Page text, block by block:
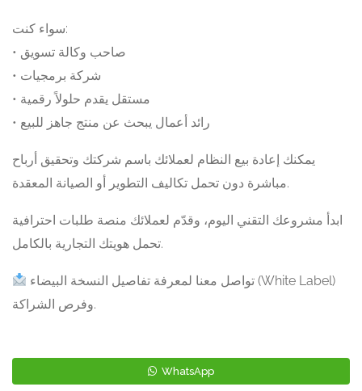
سواء كنت:
• صاحب وكالة تسويق
• شركة برمجيات
• مستقل يقدم حلولاً رقمية
• رائد أعمال يبحث عن منتج جاهز للبيع
يمكنك إعادة بيع النظام لعملائك باسم شركتك وتحقيق أرباح
مباشرة دون تحمل تكاليف التطوير أو الصيانة المعقدة.
ابدأ مشروعك التقني اليوم، وقدّم لعملائك منصة طلبات احترافية
تحمل هويتك التجارية بالكامل.
وفرص الشراكة.
WhatsApp